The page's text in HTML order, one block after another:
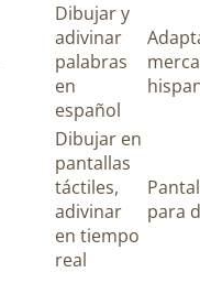
Dibujar y
adivinar
palabras
en
español
Dibujar en
pantallas
táctiles,
adivinar
en tiempo
real
para